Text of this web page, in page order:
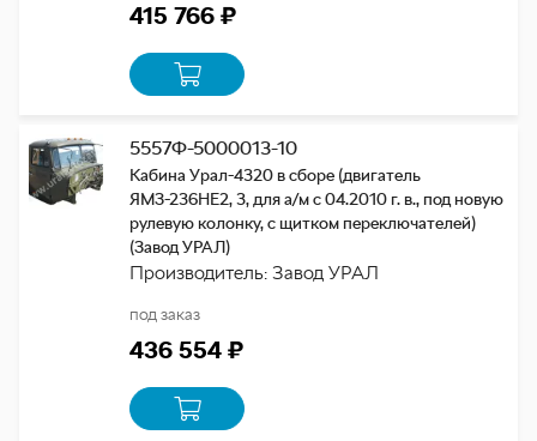
415 766 ₽
5557Ф-5000013-10
Кабина Урал-4320 в сборе (двигатель
ЯМЗ-236НЕ2, 3, для а/м с 04.2010 г. в., под новую
рулевую колонку, с щитком переключателей)
(Завод УРАЛ)
Производитель: Завод УРАЛ
под заказ
436 554 ₽